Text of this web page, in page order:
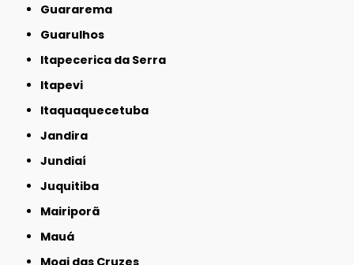
Guararema
Guarulhos
Itapecerica da Serra
Itapevi
Itaquaquecetuba
Jandira
Jundiaí
Juquitiba
Mairiporã
Mauá
Mogi das Cruzes